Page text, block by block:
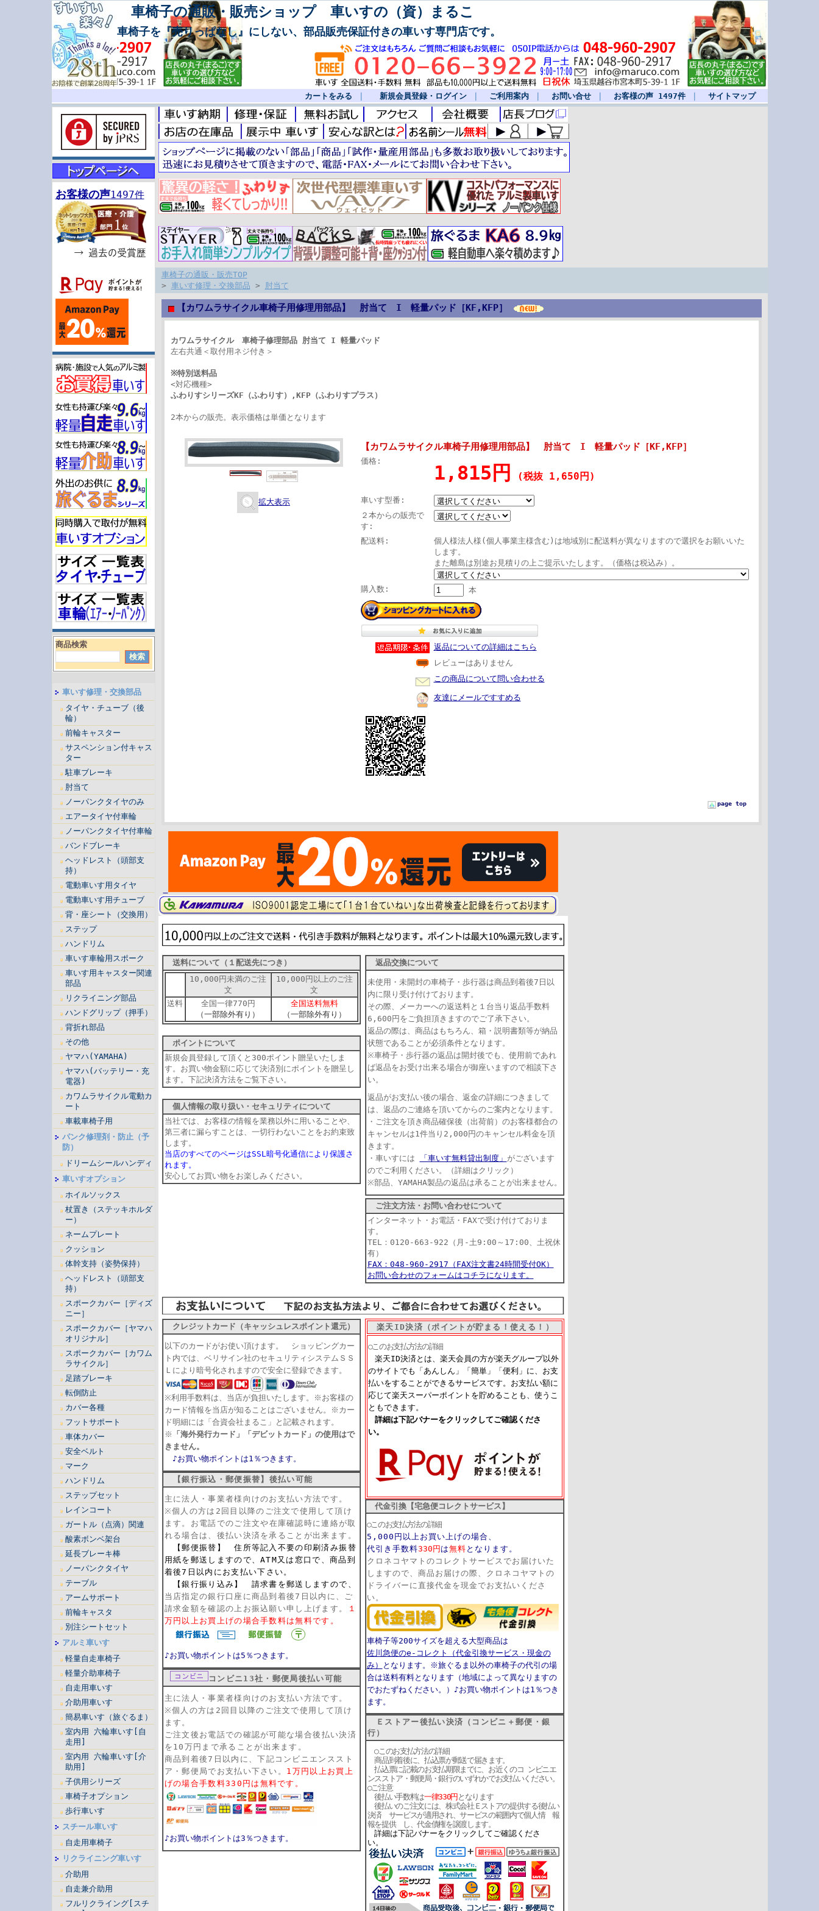
車椅子の通販・販売ショップ 車いすの（資）まるこ
車椅子を『売りっぱなし』にしない、部品販売保証付きの車いす専門店です。
カートをみる 新規会員登録・ログイン｜ ご利用案内｜ お問い合せ｜ お客様の声 1497件｜ サイトマップ
お客様の声1497件
商品検索
車いす修理・交換部品
タイヤ・チューブ（後
輪）
前輪キャスター
サスペンション付キャス
ター
駐車ブレーキ
肘当て
ノーパンクタイヤのみ
エアータイヤ付車輪
ノーパンクタイヤ付車輪
バンドブレーキ
ヘッドレスト（頭部支
持）
電動車いす用タイヤ
電動車いす用チューブ
背・座シート（交換用）
ステップ
ハンドリム
車いす車輪用スポーク
車いす用キャスター関連
部品
リクライニング部品
ハンドグリップ（押手）
背折れ部品
その他
ヤマハ(YAMAHA)
ヤマハ(バッテリー・充
電器)
カワムラサイクル電動カ
ート
車載車椅子用
パンク修理剤・防止（予
防）
ドリームシールハンディ
車いすオプション
ホイルソックス
杖置き（ステッキホルダ
ー）
ネームプレート
クッション
体幹支持（姿勢保持）
ヘッドレスト（頭部支
持）
スポークカバー［ディズ
ニー］
スポークカバー［ヤマハ
オリジナル］
スポークカバー［カワム
ラサイクル］
足踏ブレーキ
転倒防止
カバー各種
フットサポート
車体カバー
安全ベルト
マーク
ハンドリム
ステップセット
レインコート
ガートル（点滴）関連
酸素ボンベ架台
延長ブレーキ棒
ノーパンクタイヤ
テーブル
アームサポート
前輪キャスタ
別注シートセット
アルミ車いす
軽量自走車椅子
軽量介助車椅子
自走用車いす
介助用車いす
簡易車いす（旅ぐるま）
室内用 六輪車いす[自
走用]
室内用 六輪車いす[介
助用]
子供用シリーズ
車椅子オプション
歩行車いす
スチール車いす
自走用車椅子
リクライニング車いす
介助用
自走兼介助用
フルリクライング[スチ
車椅子の通販・販売TOP
> 車いす修理・交換部品 > 肘当て
【カワムラサイクル車椅子用修理用部品】 肘当て I 軽量パッド［KF,KFP］
カワムラサイクル 車椅子修理部品 肘当て I 軽量パッド
左右共通＜取付用ネジ付き＞
※特別送料品
<対応機種>
ふわりすシリーズKF（ふわりす）,KFP（ふわりすプラス）
2本からの販売。表示価格は単価となります
拡大表示
【カワムラサイクル車椅子用修理用部品】 肘当て I 軽量パッド［KF,KFP］
価格:
1,815円 (税抜 1,650円)
車いす型番:
２本からの販売で
す:
配送料:
個人様法人様(個人事業主様含む)は地域別に配送料が異なりますので選択をお願いいた
します。
また離島は別途お見積りの上ご提示いたします。（価格は税込み）。
購入数: 本
返品についての詳細はこちら
レビューはありません
この商品について問い合わせる
友達にメールですすめる
page top
送料について（１配送先につき）
10,000円未満のご注
文
10,000円以上のご注
文
送料
全国一律770円
（一部除外有り）
全国送料無料
（一部除外有り）
ポイントについて
新規会員登録して頂くと300ポイント贈呈いたしま
す。お買い物金額に応じて決済別にポイントを贈呈し
ます。下記決済方法をご覧下さい。
個人情報の取り扱い・セキュリティについて
当社では、お客様の情報を業務以外に用いることや、
第三者に漏らすことは、一切行わないことをお約束致
します。
当店のすべてのページはSSL暗号化通信により保護さ
れます。
安心してお買い物をお楽しみください。
返品交換について
未使用・未開封の車椅子・歩行器は商品到着後7日以
内に限り受け付けております。
その際、メーカーへの返送料と１台当り返品手数料
6,600円をご負担頂きますのでご了承下さい。
返品の際は、商品はもちろん、箱・説明書類等が納品
状態であることが必須条件となります。
※車椅子・歩行器の返品は開封後でも、使用前であれ
ば返品をお受け出来る場合が御座いますので相談下さ
い。
返品がお支払い後の場合、返金の詳細につきまして
は、返品のご連絡を頂いてからのご案内となります。
・ご注文を頂き商品確保後（出荷前）のお客様都合の
キャンセルは1件当り2,000円のキャンセル料金を頂
きます。
・車いすには
「車いす無料貸出制度」 がございます
のでご利用ください。（詳細はクリック）
※部品、YAMAHA製品の返品は承ることが出来ません。
ご注文方法・お問い合わせについて
インターネット・お電話・FAXで受け付けておりま
す。
TEL：0120-663-922（月-土9:00～17:00、土祝休
有）
FAX：048-960-2917（FAX注文書24時間受付OK）
お問い合わせのフォームはコチラになります。
クレジットカード（キャッシュレスポイント還元）
以下のカードがお使い頂けます。 ショッピングカー
ト内では、ベリサイン社のセキュリティシステムＳＳ
Ｌにより暗号化されますので安全に登録できます。
※利用手数料は、当店が負担いたします。※お客様の
カード情報を当店が知ることはございません。※カー
ド明細には「合資会社まるこ」と記載されます。
※ 「海外発行カード」「デビットカード」の使用はで
きません。
♪お買い物ポイントは1％つきます。
【銀行振込・郵便振替】 後払い可能
主に法人・事業者様向けのお支払い方法です。
※個人の方は2回目以降のご注文で使用して頂け
ます。 お電話でのご注文や在庫確認時に連絡が取
れる場合は、後払い決済を承ることが出来ます。
【郵便振替】 住所等記入不要の印刷済み振替
用紙を郵送しますので、ATM又は窓口で、商品到
着後7日以内にお支払い下さい。
【銀行振り込み】 請求書を郵送しますので、
当店指定の銀行口座に商品到着後7日以内に、ご
請求金額を確認の上お振込願い申し上げます。
１
万円以上お買上げの場合手数料は無料です。
♪お買い物ポイントは5％つきます。
コンビニ13社・郵便局後払い可能
主に法人・事業者様向けのお支払い方法です。
※個人の方は2回目以降のご注文で使用して頂け
ます。
ご注文後お電話での確認が可能な場合後払い決済
を10万円まで承ることが出来ます。
商品到着後7日以内に、下記コンビニエンススト
ア・郵便局でお支払い下さい。 1万円以上お買上
げの場合手数料330円は無料です。
♪お買い物ポイントは3％つきます。
楽天ID決済（ポイントが貯まる！使える！）
○このお支払方法の詳細
楽天ID決済とは、楽天会員の方が楽天グループ以外
のサイトでも「あんしん」「簡単」「便利」に、お支
払いをすることができるサービスです。お支払い額に
応じて楽天スーパーポイントを貯めることも、使うこ
ともできます。
詳細は下記バナーをクリックしてご確認くださ
い。
代金引換【宅急便コレクトサービス】
○このお支払方法の詳細
5,000円以上お買い上げの場合、
代引き手数料330円 は無料 となります。
クロネコヤマトのコレクトサービスでお届けいた
しますので、商品お届けの際、クロネコヤマトの
ドライバーに直接代金を現金でお支払いくださ
い。
車椅子等200サイズを超える大型商品は
佐川急便のe-コレクト（代金引換サービス・現金の
み）
となります。※旅ぐるま以外の車椅子の代引の場
合は送料有料となります（地域によって異なりますの
でおたずねください。） ♪お買い物ポイントは1％つき
ます。
Ｅストアー後払い決済（コンビニ＋郵便・銀
行）
○このお支払方法の詳細
商品到着後に、払込票が郵送で届きます。
払込票に記載のお支払期限までに、お近くのコ ンビニエ
ンスストア・郵便局・銀行のいずれかでお支払いください。
○ご注意
後払い手数料は一律330円 となります
後払いのご注文には、株式会社Ｅストアの提供する後払い
決済 サービスが適用され、サービスの範囲内で個人情 報
報を提供 し、代金債権を譲渡します。
詳細は下記バナーをクリックしてご確認くださ
い。